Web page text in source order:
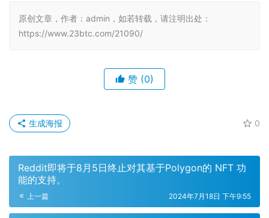
原创文章，作者：admin，如若转载，请注明出处：
https://www.23btc.com/21090/
赞 (0)
0
生成海报
Reddit即将于8月5日终止对其基于Polygon的 NFT 功
能的支持。
上一篇 2024年7月18日 下午9:55